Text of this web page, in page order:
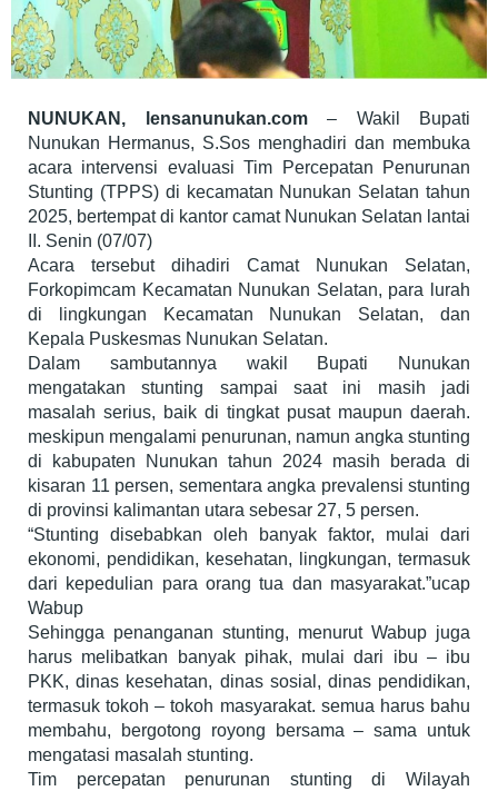
NUNUKAN, lensanunukan.com– Wakil Bupati
Nunukan Hermanus, S.Sos menghadiri dan membuka
acara intervensi evaluasi Tim Percepatan Penurunan
Stunting (TPPS) di kecamatan Nunukan Selatan tahun
2025, bertempat di kantor camat Nunukan Selatan lantai
II. Senin (07/07)
Acara tersebut dihadiri Camat Nunukan Selatan,
Forkopimcam Kecamatan Nunukan Selatan, para lurah
di lingkungan Kecamatan Nunukan Selatan, dan
Kepala Puskesmas Nunukan Selatan.
Dalam sambutannya wakil Bupati Nunukan
mengatakan stunting sampai saat ini masih jadi
masalah serius, baik di tingkat pusat maupun daerah.
meskipun mengalami penurunan, namun angka stunting
di kabupaten Nunukan tahun 2024 masih berada di
kisaran 11 persen, sementara angka prevalensi stunting
di provinsi kalimantan utara sebesar 27, 5 persen.
“Stunting disebabkan oleh banyak faktor, mulai dari
ekonomi, pendidikan, kesehatan, lingkungan, termasuk
dari kepedulian para orang tua dan masyarakat.”ucap
Wabup
Sehingga penanganan stunting, menurut Wabup juga
harus melibatkan banyak pihak, mulai dari ibu – ibu
PKK, dinas kesehatan, dinas sosial, dinas pendidikan,
termasuk tokoh – tokoh masyarakat. semua harus bahu
membahu, bergotong royong bersama – sama untuk
mengatasi masalah stunting.
Tim percepatan penurunan stunting di Wilayah